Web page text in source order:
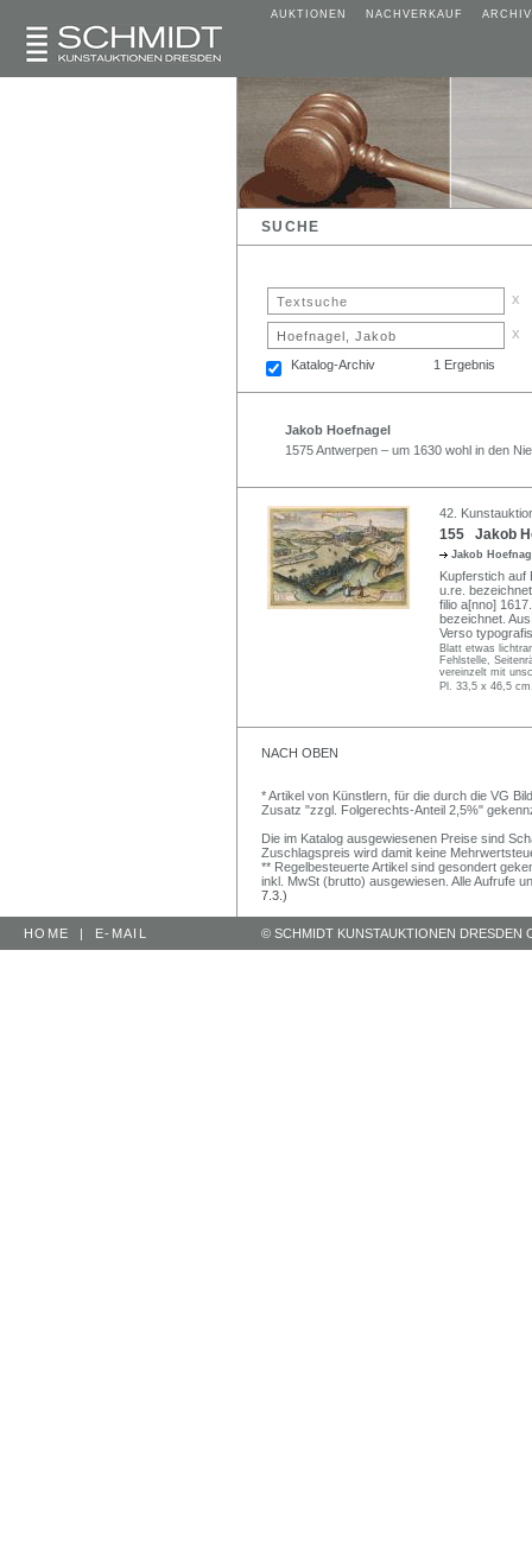
AUKTIONEN NACHVERKAUF ARCHIV
SUCHE
x
x
Katalog-Archiv 1 Ergebnis
Jakob Hoefnagel
1575 Antwerpen – um 1630 wohl in den
42.
155 Jakob
Jakob
Kupferstich auf
u.re.
filio a[nno]
bezeichnet.
Verso
Blatt etwas
Fehlstelle,
vereinzelt mit
Pl. 33,5 x 46,5
NACH OBEN
* Artikel von Künstlern, für die durch die VG
Zusatz "zzgl. Folgerechts-Anteil 2,5%"
Die im Katalog ausgewiesenen Preise sind
Zuschlagspreis wird damit keine
** Regelbesteuerte Artikel sind gesondert
inkl. MwSt (brutto) ausgewiesen. Alle Aufrufe
7.3.)
HOME | E-MAIL © SCHMIDT KUNSTAUKTIONEN DRESDEN